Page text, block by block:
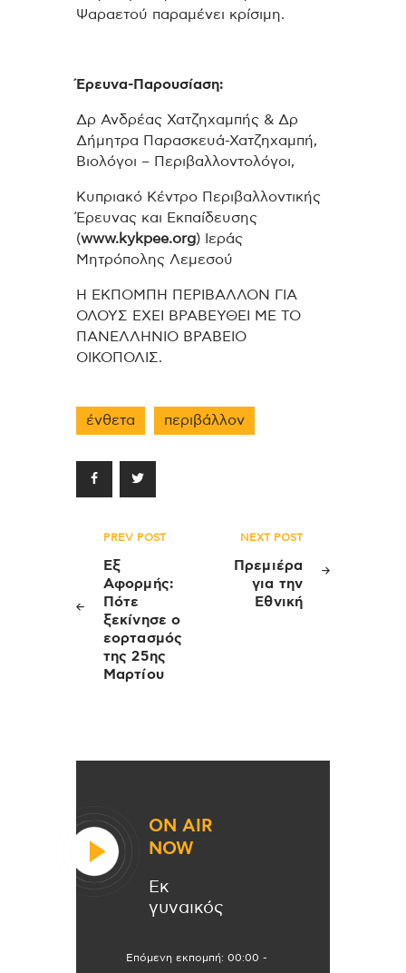
Ψαραετού παραμένει κρίσιμη.
Έρευνα-Παρουσίαση:
Δρ Ανδρέας Χατζηχαμπής & Δρ
Δήμητρα Παρασκευά-Χατζηχαμπή,
Βιολόγοι – Περιβαλλοντολόγοι,
Κυπριακό Κέντρο Περιβαλλοντικής
Έρευνας και Εκπαίδευσης
(www.kykpee.org)
Ιεράς
Μητρόπολης Λεμεσού
Η ΕΚΠΟΜΠΗ ΠΕΡΙΒΑΛΛΟΝ ΓΙΑ
ΟΛΟΥΣ ΕΧΕΙ ΒΡΑΒΕΥΘΕΙ ΜΕ ΤΟ
ΠΑΝΕΛΛΗΝΙΟ ΒΡΑΒΕΙΟ
ΟΙΚΟΠΟΛΙΣ.
ένθετα περιβάλλον
Πλοήγηση
άρθρων
PREV POST
Εξ
Αφορμής:
Πότε
ξεκίνησε ο
εορτασμός
της 25ης
Μαρτίου
NEXT POST
Πρεμιέρα
για την
Εθνική
ON AIR
NOW
Εκ
γυναικός
Επόμενη εκπομπή: 00:00 -